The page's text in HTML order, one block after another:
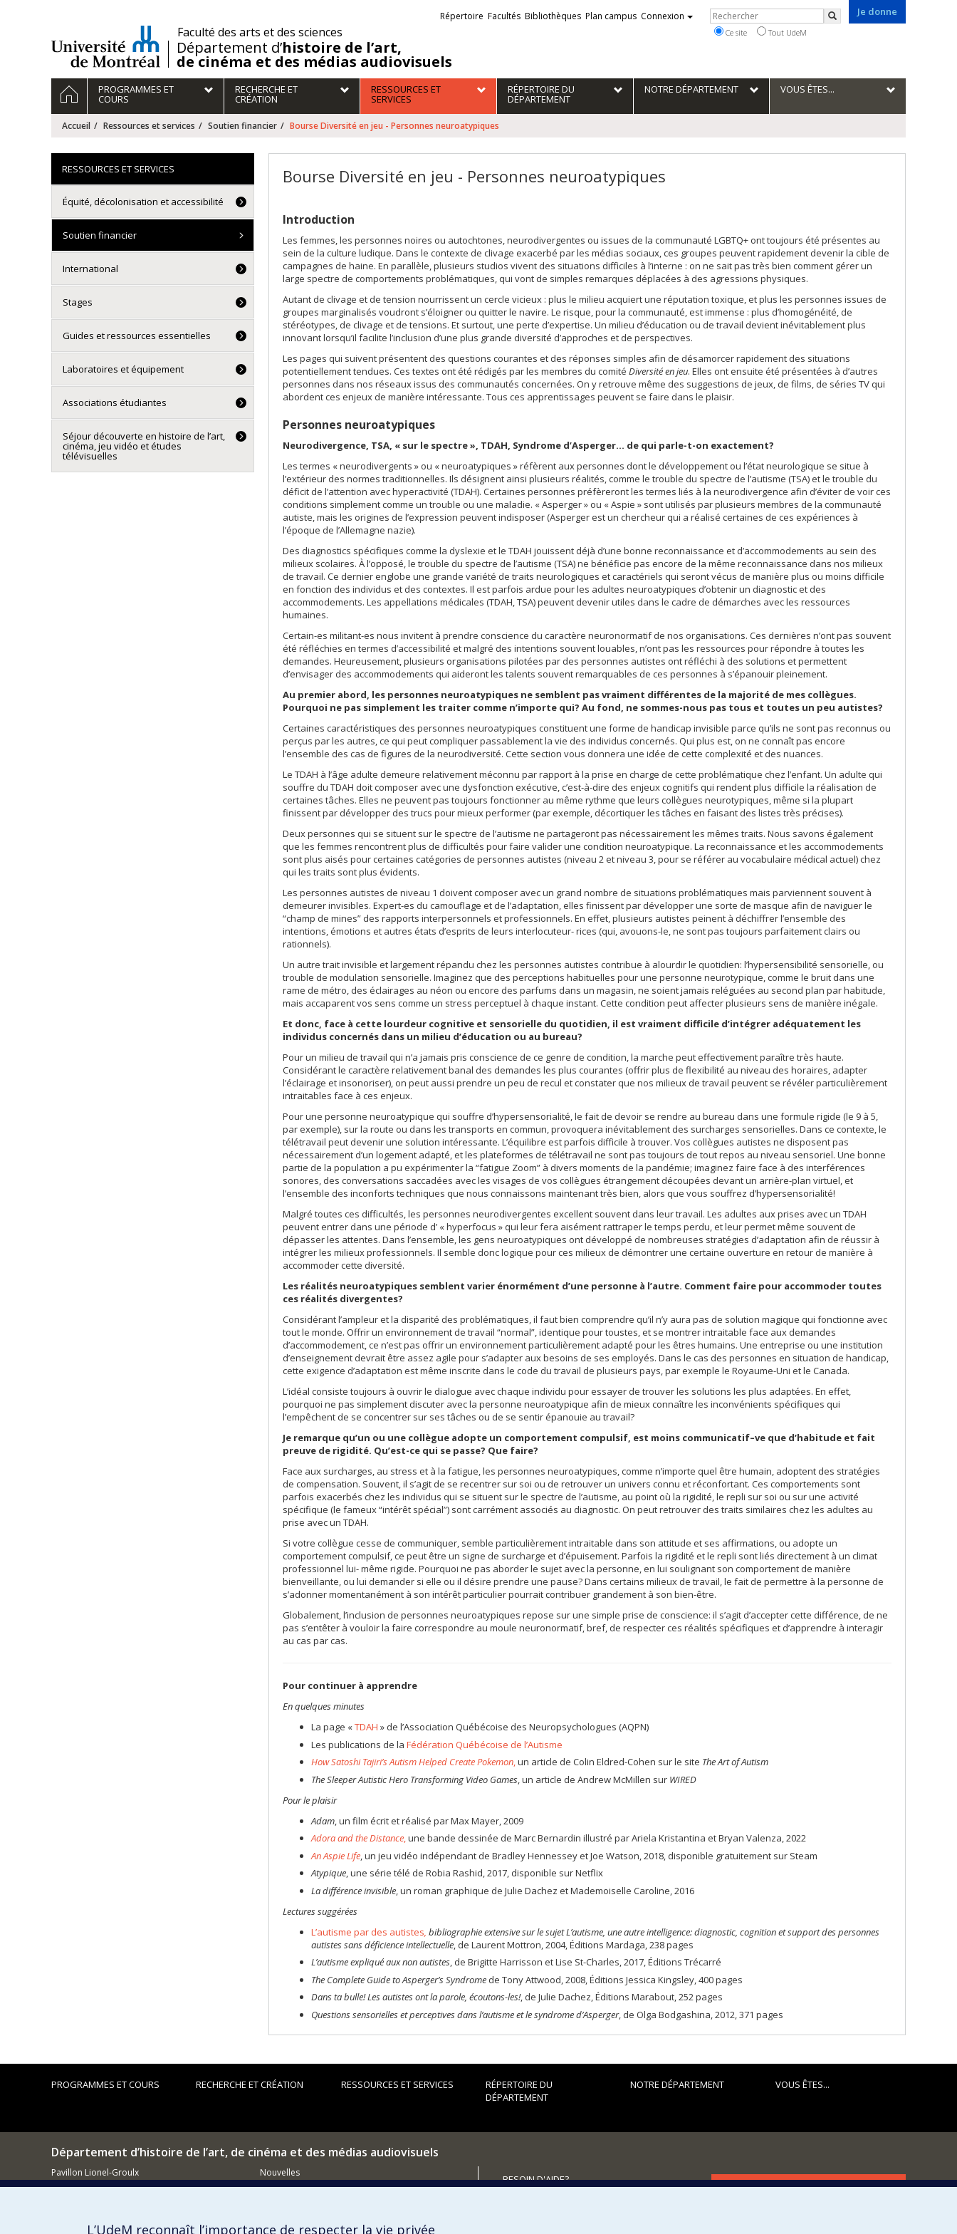
/Faculté des arts et des sciences
Département d’histoire de l’art,
de cinéma et des médias audiovisuels
Je donne
Liens
externes
Répertoire Facultés Bibliothèques Plan campus Connexion Rechercher
Rechercher
Ce site Tout UdeM
Navigation
principale
ACCUEILPROGRAMMES ET
COURS
RECHERCHE ET
CRÉATION
RESSOURCES ET
SERVICES
RÉPERTOIRE DU
DÉPARTEMENT
NOTRE DÉPARTEMENT VOUS ÊTES...
Accueil Ressources et services Soutien financier Bourse Diversité en jeu - Personnes neuroatypiques
Bourse Diversité en jeu - Personnes neuroatypiques
Introduction
Les femmes, les personnes noires ou autochtones, neurodivergentes ou issues de la communauté LGBTQ+ ont toujours été présentes au
sein de la culture ludique. Dans le contexte de clivage exacerbé par les médias sociaux, ces groupes peuvent rapidement devenir la cible de
campagnes de haine. En parallèle, plusieurs studios vivent des situations difficiles à l’interne : on ne sait pas très bien comment gérer un
large spectre de comportements problématiques, qui vont de simples remarques déplacées à des agressions physiques.
Autant de clivage et de tension nourrissent un cercle vicieux : plus le milieu acquiert une réputation toxique, et plus les personnes issues de
groupes marginalisés voudront s’éloigner ou quitter le navire. Le risque, pour la communauté, est immense : plus d’homogénéité, de
stéréotypes, de clivage et de tensions. Et surtout, une perte d’expertise. Un milieu d’éducation ou de travail devient inévitablement plus
innovant lorsqu’il facilite l’inclusion d’une plus grande diversité d’approches et de perspectives.
Les pages qui suivent présentent des questions courantes et des réponses simples afin de désamorcer rapidement des situations
potentiellement tendues. Ces textes ont été rédigés par les membres du comité Diversité en jeu. Elles ont ensuite été présentées à d’autres
personnes dans nos réseaux issus des communautés concernées. On y retrouve même des suggestions de jeux, de films, de séries TV qui
abordent ces enjeux de manière intéressante. Tous ces apprentissages peuvent se faire dans le plaisir.
Personnes neuroatypiques
Neurodivergence, TSA, « sur le spectre », TDAH, Syndrome d’Asperger… de qui parle-t-on exactement?
Les termes « neurodivergents » ou « neuroatypiques » réfèrent aux personnes dont le développement ou l’état neurologique se situe à
l’extérieur des normes traditionnelles. Ils désignent ainsi plusieurs réalités, comme le trouble du spectre de l’autisme (TSA) et le trouble du
déficit de l’attention avec hyperactivité (TDAH). Certaines personnes préfèreront les termes liés à la neurodivergence afin d’éviter de voir ces
conditions simplement comme un trouble ou une maladie. « Asperger » ou « Aspie » sont utilisés par plusieurs membres de la communauté
autiste, mais les origines de l’expression peuvent indisposer (Asperger est un chercheur qui a réalisé certaines de ces expériences à
l’époque de l’Allemagne nazie).
Des diagnostics spécifiques comme la dyslexie et le TDAH jouissent déjà d’une bonne reconnaissance et d’accommodements au sein des
milieux scolaires. À l’opposé, le trouble du spectre de l’autisme (TSA) ne bénéficie pas encore de la même reconnaissance dans nos milieux
de travail. Ce dernier englobe une grande variété de traits neurologiques et caractériels qui seront vécus de manière plus ou moins difficile
en fonction des individus et des contextes. Il est parfois ardue pour les adultes neuroatypiques d’obtenir un diagnostic et des
accommodements. Les appellations médicales (TDAH, TSA) peuvent devenir utiles dans le cadre de démarches avec les ressources
humaines.
Certain-es militant-es nous invitent à prendre conscience du caractère neuronormatif de nos organisations. Ces dernières n’ont pas souvent
été réfléchies en termes d’accessibilité et malgré des intentions souvent louables, n’ont pas les ressources pour répondre à toutes les
demandes. Heureusement, plusieurs organisations pilotées par des personnes autistes ont réfléchi à des solutions et permettent
d’envisager des accommodements qui aideront les talents souvent remarquables de ces personnes à s’épanouir pleinement.
Au premier abord, les personnes neuroatypiques ne semblent pas vraiment différentes de la majorité de mes collègues.
Pourquoi ne pas simplement les traiter comme n’importe qui? Au fond, ne sommes-nous pas tous et toutes un peu autistes?
Certaines caractéristiques des personnes neuroatypiques constituent une forme de handicap invisible parce qu’ils ne sont pas reconnus ou
perçus par les autres, ce qui peut compliquer passablement la vie des individus concernés. Qui plus est, on ne connaît pas encore
l’ensemble des cas de figures de la neurodiversité. Cette section vous donnera une idée de cette complexité et des nuances.
Le TDAH à l’âge adulte demeure relativement méconnu par rapport à la prise en charge de cette problématique chez l’enfant. Un adulte qui
souffre du TDAH doit composer avec une dysfonction exécutive, c’est-à-dire des enjeux cognitifs qui rendent plus difficile la réalisation de
certaines tâches. Elles ne peuvent pas toujours fonctionner au même rythme que leurs collègues neurotypiques, même si la plupart
finissent par développer des trucs pour mieux performer (par exemple, décortiquer les tâches en faisant des listes très précises).
Deux personnes qui se situent sur le spectre de l’autisme ne partageront pas nécessairement les mêmes traits. Nous savons également
que les femmes rencontrent plus de difficultés pour faire valider une condition neuroatypique. La reconnaissance et les accommodements
sont plus aisés pour certaines catégories de personnes autistes (niveau 2 et niveau 3, pour se référer au vocabulaire médical actuel) chez
qui les traits sont plus évidents.
Les personnes autistes de niveau 1 doivent composer avec un grand nombre de situations problématiques mais parviennent souvent à
demeurer invisibles. Expert-es du camouflage et de l’adaptation, elles finissent par développer une sorte de masque afin de naviguer le
“champ de mines” des rapports interpersonnels et professionnels. En effet, plusieurs autistes peinent à déchiffrer l’ensemble des
intentions, émotions et autres états d’esprits de leurs interlocuteur- rices (qui, avouons-le, ne sont pas toujours parfaitement clairs ou
rationnels).
Un autre trait invisible et largement répandu chez les personnes autistes contribue à alourdir le quotidien: l’hypersensibilité sensorielle, ou
trouble de modulation sensorielle. Imaginez que des perceptions habituelles pour une personne neurotypique, comme le bruit dans une
rame de métro, des éclairages au néon ou encore des parfums dans un magasin, ne soient jamais reléguées au second plan par habitude,
mais accaparent vos sens comme un stress perceptuel à chaque instant. Cette condition peut affecter plusieurs sens de manière inégale.
Et donc, face à cette lourdeur cognitive et sensorielle du quotidien, il est vraiment difficile d’intégrer adéquatement les
individus concernés dans un milieu d’éducation ou au bureau?
Pour un milieu de travail qui n’a jamais pris conscience de ce genre de condition, la marche peut effectivement paraître très haute.
Considérant le caractère relativement banal des demandes les plus courantes (offrir plus de flexibilité au niveau des horaires, adapter
l’éclairage et insonoriser), on peut aussi prendre un peu de recul et constater que nos milieux de travail peuvent se révéler particulièrement
intraitables face à ces enjeux.
Pour une personne neuroatypique qui souffre d’hypersensorialité, le fait de devoir se rendre au bureau dans une formule rigide (le 9 à 5,
par exemple), sur la route ou dans les transports en commun, provoquera inévitablement des surcharges sensorielles. Dans ce contexte, le
télétravail peut devenir une solution intéressante. L’équilibre est parfois difficile à trouver. Vos collègues autistes ne disposent pas
nécessairement d’un logement adapté, et les plateformes de télétravail ne sont pas toujours de tout repos au niveau sensoriel. Une bonne
partie de la population a pu expérimenter la “fatigue Zoom” à divers moments de la pandémie; imaginez faire face à des interférences
sonores, des conversations saccadées avec les visages de vos collègues étrangement découpées devant un arrière-plan virtuel, et
l’ensemble des inconforts techniques que nous connaissons maintenant très bien, alors que vous souffrez d’hypersensorialité!
Malgré toutes ces difficultés, les personnes neurodivergentes excellent souvent dans leur travail. Les adultes aux prises avec un TDAH
peuvent entrer dans une période d’ « hyperfocus » qui leur fera aisément rattraper le temps perdu, et leur permet même souvent de
dépasser les attentes. Dans l’ensemble, les gens neuroatypiques ont développé de nombreuses stratégies d’adaptation afin de réussir à
intégrer les milieux professionnels. Il semble donc logique pour ces milieux de démontrer une certaine ouverture en retour de manière à
accommoder cette diversité.
Les réalités neuroatypiques semblent varier énormément d’une personne à l’autre. Comment faire pour accommoder toutes
ces réalités divergentes?
Considérant l’ampleur et la disparité des problématiques, il faut bien comprendre qu’il n’y aura pas de solution magique qui fonctionne avec
tout le monde. Offrir un environnement de travail “normal”, identique pour toustes, et se montrer intraitable face aux demandes
d’accommodement, ce n’est pas offrir un environnement particulièrement adapté pour les êtres humains. Une entreprise ou une institution
d’enseignement devrait être assez agile pour s’adapter aux besoins de ses employés. Dans le cas des personnes en situation de handicap,
cette exigence d’adaptation est même inscrite dans le code du travail de plusieurs pays, par exemple le Royaume-Uni et le Canada.
L’idéal consiste toujours à ouvrir le dialogue avec chaque individu pour essayer de trouver les solutions les plus adaptées. En effet,
pourquoi ne pas simplement discuter avec la personne neuroatypique afin de mieux connaître les inconvénients spécifiques qui
l’empêchent de se concentrer sur ses tâches ou de se sentir épanouie au travail?
Je remarque qu’un ou une collègue adopte un comportement compulsif, est moins communicatif–ve que d’habitude et fait
preuve de rigidité. Qu’est-ce qui se passe? Que faire?
Face aux surcharges, au stress et à la fatigue, les personnes neuroatypiques, comme n’importe quel être humain, adoptent des stratégies
de compensation. Souvent, il s’agit de se recentrer sur soi ou de retrouver un univers connu et réconfortant. Ces comportements sont
parfois exacerbés chez les individus qui se situent sur le spectre de l’autisme, au point où la rigidité, le repli sur soi ou sur une activité
spécifique (le fameux “intérêt spécial”) sont carrément associés au diagnostic. On peut retrouver des traits similaires chez les adultes au
prise avec un TDAH.
Si votre collègue cesse de communiquer, semble particulièrement intraitable dans son attitude et ses affirmations, ou adopte un
comportement compulsif, ce peut être un signe de surcharge et d’épuisement. Parfois la rigidité et le repli sont liés directement à un climat
professionnel lui- même rigide. Pourquoi ne pas aborder le sujet avec la personne, en lui soulignant son comportement de manière
bienveillante, ou lui demander si elle ou il désire prendre une pause? Dans certains milieux de travail, le fait de permettre à la personne de
s’adonner momentanément à son intérêt particulier pourrait contribuer grandement à son bien-être.
Globalement, l’inclusion de personnes neuroatypiques repose sur une simple prise de conscience: il s’agit d’accepter cette différence, de ne
pas s’entêter à vouloir la faire correspondre au moule neuronormatif, bref, de respecter ces réalités spécifiques et d’apprendre à interagir
au cas par cas.
Pour continuer à apprendre
En quelques minutes
La page «TDAH » de l’Association Québécoise des Neuropsychologues (AQPN)
Les publications de la Fédération Québécoise de l’Autisme
How Satoshi Tajiri’s Autism Helped Create Pokemon,un article de Colin Eldred-Cohen sur le site The Art of Autism
The Sleeper Autistic Hero Transforming Video Games , un article de Andrew McMillen sur WIRED
Pour le plaisir
Adam , un film écrit et réalisé par Max Mayer, 2009
Adora and the Distance,une bande dessinée de Marc Bernardin illustré par Ariela Kristantina et Bryan Valenza, 2022
An Aspie Life , un jeu vidéo indépendant de Bradley Hennessey et Joe Watson, 2018, disponible gratuitement sur Steam
Atypique, une série télé de Robia Rashid, 2017, disponible sur Netflix
La différence invisible , un roman graphique de Julie Dachez et Mademoiselle Caroline, 2016
Lectures suggérées
L’autisme par des autistes bibliographie extensive sur le sujetL’autisme, une autre intelligence: diagnostic, cognition et support des personnes
autistes sansdéficience intellectuelle , de Laurent Mottron, 2004, Éditions Mardaga, 238 pages
L’autisme expliqué aux non autistes, de Brigitte Harrisson et Lise St-Charles, 2017, Éditions Trécarré
The Complete Guide to Asperger’s Syndrome de Tony Attwood, 2008, Éditions Jessica Kingsley, 400 pages
Dans ta bulle! Les autistes ont la parole, écoutons-les!, de Julie Dachez, Éditions Marabout, 252 pages
Questions sensorielles et perceptives dans l’autisme et le syndrome d’Asperger, de Olga Bodgashina, 2012, 371 pages
RESSOURCES ET SERVICES
Équité, décolonisation et accessibilité
Soutien financier
International
Stages
Guides et ressources essentielles
Laboratoires et équipement
Associations étudiantes
Séjour découverte en histoire de l’art,
cinéma, jeu vidéo et études
télévisuelles
PROGRAMMES ET COURS RECHERCHE ET CRÉATION RESSOURCES ET SERVICES
RÉPERTOIRE DU
DÉPARTEMENT
NOTRE DÉPARTEMENT VOUS ÊTES...
Département d’histoire de l’art, de cinéma et des médias audiovisuels
Pavillon Lionel-Groulx
3150, rue Jean-Brillant
514 343-6111, poste 15482
Nouvelles
BESOIN D'AIDE?
FACULTÉ DES ARTS ET DES SCIENCES
L’UdeM reconnaît l’importance de respecter la vie privée